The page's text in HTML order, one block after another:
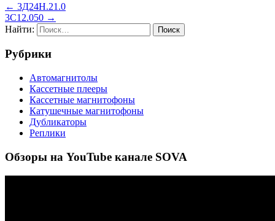
← 3Д24Н.21.0
3С12.050 →
Найти:
Рубрики
Автомагнитолы
Кассетные плееры
Кассетные магнитофоны
Катушечные магнитофоны
Дубликаторы
Реплики
Обзоры на YouTube канале SOVA